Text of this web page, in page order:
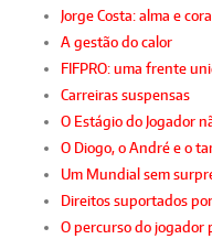
Jorge Costa: alma e
A gestão do calor
FIFPRO: uma frente
Carreiras suspensas
O Estágio do Jogador
O Diogo, o André e o
Um Mundial sem
Direitos suportados
O percurso do jogador